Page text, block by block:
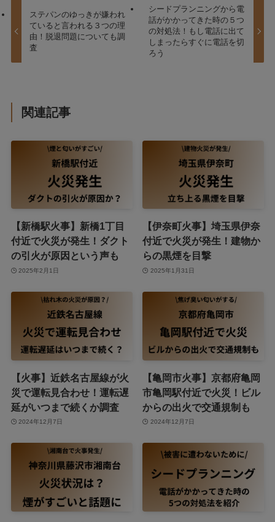
ステパンのゆっきが嫌われ
ていると言われる３つの理
由！脱退問題についても調
査
シードプランニングから電
話がかかってきた時の５つ
の対処法！もし電話に出て
しまったらすぐに電話を切
ろう
関連記事
【新橋駅火事】新橋1丁目
付近で火災が発生！ダクト
の引火が原因という声も
2025年2月1日
【伊奈町火事】埼玉県伊奈
付近で火災が発生！建物か
らの黒煙を目撃
2025年1月31日
【火事】近鉄名古屋線が火
災で運転見合わせ！運転遅
延がいつまで続くか調査
2024年12月7日
【亀岡市火事】京都府亀岡
市亀岡駅付近で火災！ビル
からの出火で交通規制も
2024年12月7日